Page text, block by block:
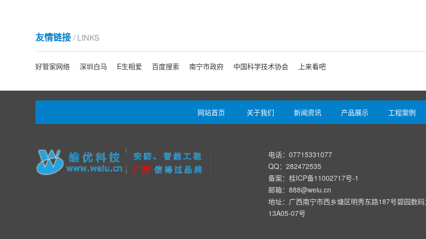
友情链接 / LINKS
好管家网络 深圳白马 E生相爱 百度搜索 南宁市政府 中国科学技术协会 上来看吧
网站首页 关于我们 新闻资讯 产品展示 工程案例
电话：07715331077
QQ：282472535
备案： 桂ICP备11002717号-1
邮箱：888@weiu.cn
地址：广西南宁市西乡塘区明秀东路187号碧园数
13A05-07号